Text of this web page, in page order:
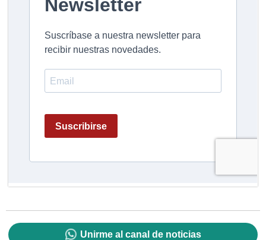
Unirme al canal de noticias